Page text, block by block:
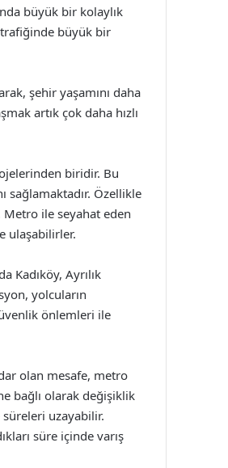
büyük bir kolaylık
trafiğinde büyük bir
şehir yaşamını daha
artık çok daha hızlı
biridir. Bu
sağlamaktadır. Özellikle
ile seyahat eden
ulaşabilirler.
Kadıköy, Ayrılık
yolcuların
önlemleri ile
olan mesafe, metro
bağlı olarak değişiklik
uzayabilir.
süre içinde varış